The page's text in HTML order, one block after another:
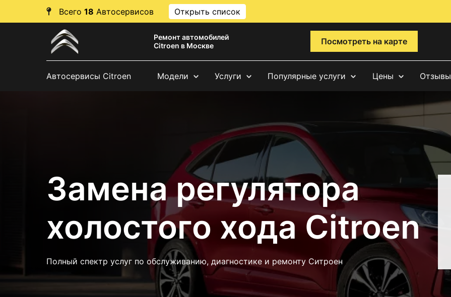
Всего 18 Автосервисов Открыть список
Ремонт автомобилей
Citroen в Москве
Посмотреть на карте
Автосервисы Citroen Модели Услуги Популярные услуги Цены Отзывы
Замена регулятора
холостого хода Citroen
Полный спектр услуг по обслуживанию, диагностике и ремонту Ситроен